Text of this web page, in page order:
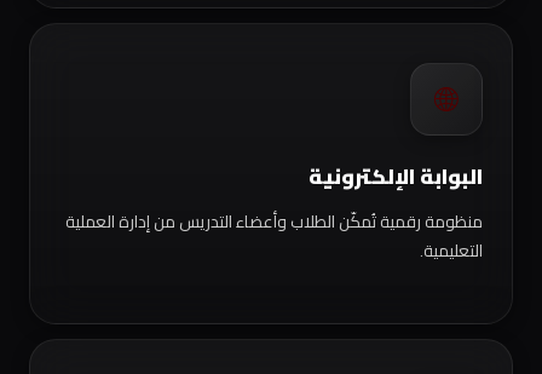
🌐
البوابة الإلكترونية
منظومة رقمية تُمكّن الطلاب وأعضاء التدريس من إدارة العملية
التعليمية.